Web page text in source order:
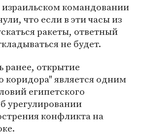
командовании
что если в эти часы из
ракеты, ответный
не будет.
ранее, открытие
коридора" является одним
египетского
урегулировании
конфликта на